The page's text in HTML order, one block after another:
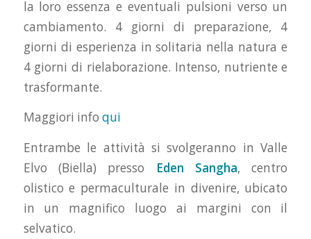
la loro essenza e eventuali pulsioni verso un
cambiamento. 4 giorni di preparazione, 4
giorni di esperienza in solitaria nella natura e
4 giorni di rielaborazione. Intenso, nutriente e
trasformante.
Maggiori info qui
Entrambe le attività si svolgeranno in Valle
Elvo (Biella) presso
Eden Sangha, centro
olistico e permaculturale in divenire, ubicato
in un magnifico luogo ai margini con il
selvatico.